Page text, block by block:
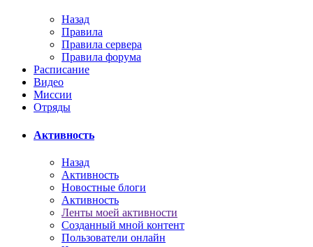
Назад
Правила
Правила сервера
Правила форума
Расписание
Видео
Миссии
Отряды
Активность
Назад
Активность
Новостные блоги
Активность
Ленты моей активности
Созданный мной контент
Пользователи онлайн